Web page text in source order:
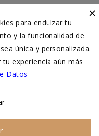
×
para endulzar tu
y la funcionalidad de
única y personalizada.
experiencia aún más
Datos